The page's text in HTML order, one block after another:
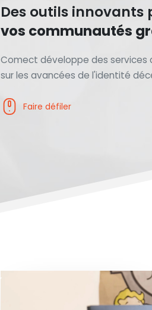
Des outils innovants
vos communautés
Comect développe des services
sur les avancées de l'identité
Faire défiler